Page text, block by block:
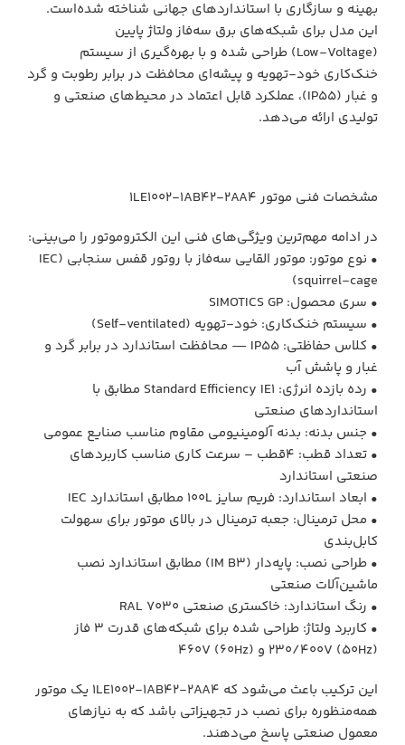
بهینه و سازگاری با استانداردهای جهانی شناخته شده‌است.
این مدل برای شبکه‌های برق سه‌فاز ولتاژ پایین
(Low‑Voltage) طراحی شده و با بهره‌گیری از سیستم
خنک‌کاری خود‑تهویه و پیشه‌ای محافظت در برابر رطوبت و گرد
و غبار (IP55)، عملکرد قابل اعتماد در محیط‌های صنعتی و
تولیدی ارائه می‌دهد.
مشخصات فنی موتور 1LE1002‑1AB42‑2AA4
در ادامه مهم‌ترین ویژگی‌های فنی این الکتروموتور را می‌بینی:
• نوع موتور: موتور القایی سه‌فاز با روتور قفس سنجابی (IEC
squirrel‑cage)
• سری محصول: SIMOTICS GP
• سیستم خنک‌کاری: خود‑تهویه (Self‑ventilated)
• کلاس حفاظتی: IP55 — محافظت استاندارد در برابر گرد و
غبار و پاشش آب
• رده بازده انرژی: Standard Efficiency IE1 مطابق با
استانداردهای صنعتی
• جنس بدنه: بدنه آلومینیومی مقاوم مناسب صنایع عمومی
• تعداد قطب: 4‌قطب – سرعت کاری مناسب کاربردهای
صنعتی استاندارد
• ابعاد استاندارد: فریم سایز 100L مطابق استاندارد IEC
• محل ترمینال: جعبه ترمینال در بالای موتور برای سهولت
کابل‌بندی
• طراحی نصب: پایه‌دار (IM B3) مطابق استاندارد نصب
ماشین‌آلات صنعتی
• رنگ استاندارد: خاکستری صنعتی RAL 7030
• کاربرد ولتاژ: طراحی شده برای شبکه‌های قدرت 3 فاز
230/400V (50Hz) و 460V (60Hz)
این ترکیب باعث می‌شود که 1LE1002‑1AB42‑2AA4 یک موتور
همه‌منظوره برای نصب در تجهیزاتی باشد که به نیازهای
معمول صنعتی پاسخ می‌دهند.